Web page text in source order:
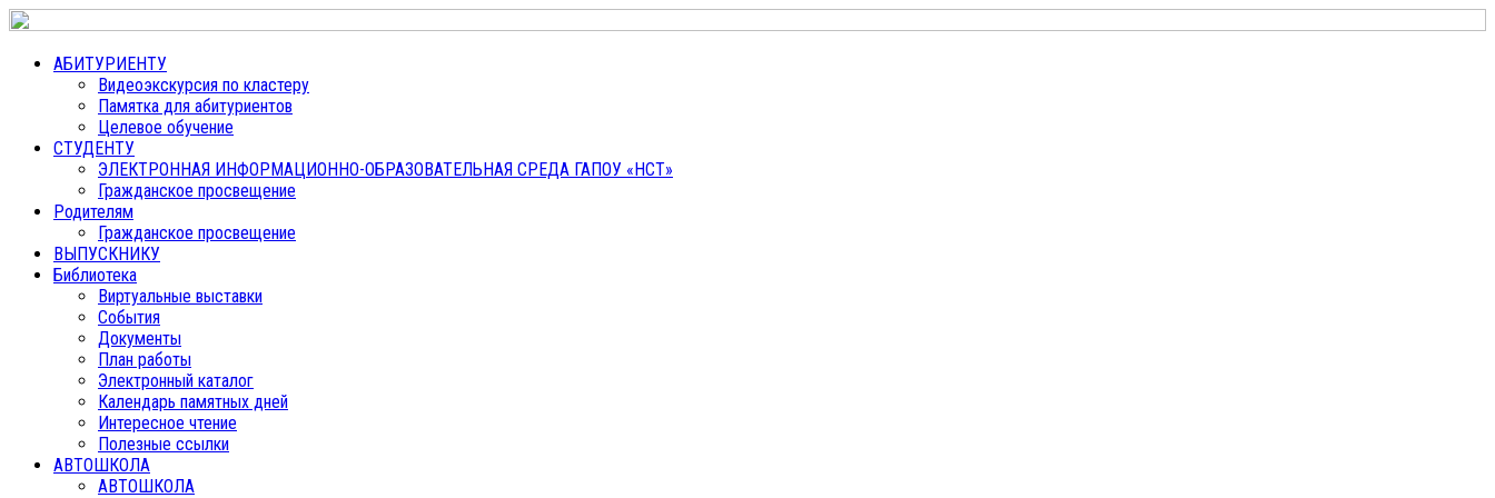
АБИТУРИЕНТУ
Видеоэкскурсия по кластеру
Памятка для абитуриентов
Целевое обучение
СТУДЕНТУ
ЭЛЕКТРОННАЯ ИНФОРМАЦИОННО-ОБРАЗОВАТЕЛЬНАЯ СРЕДА ГАПОУ «НСТ»
Гражданское просвещение
Родителям
Гражданское просвещение
ВЫПУСКНИКУ
Библиотека
Виртуальные выставки
События
Документы
План работы
Электронный каталог
Календарь памятных дней
Интересное чтение
Полезные ссылки
АВТОШКОЛА
АВТОШКОЛА